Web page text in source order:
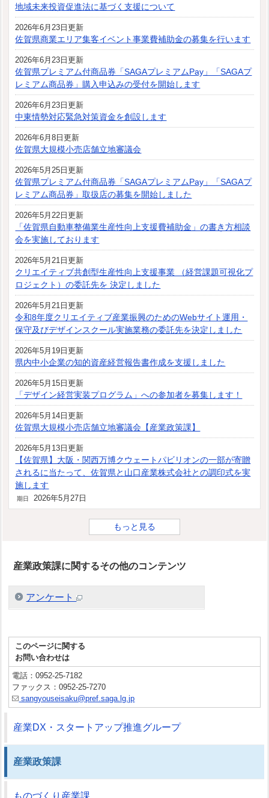
地域未来投資促進法に基づく支援について
2026年6月23日更新
佐賀県商業エリア集客イベント事業費補助金の募集を行います
2026年6月23日更新
佐賀県プレミアム付商品券「SAGAプレミアムPay」「SAGAプ
レミアム商品券」購入申込みの受付を開始します
2026年6月23日更新
中東情勢対応緊急対策資金を創設します
2026年6月8日更新
佐賀県大規模小売店舗立地審議会
2026年5月25日更新
佐賀県プレミアム付商品券「SAGAプレミアムPay」「SAGAプ
レミアム商品券」取扱店の募集を開始しました
2026年5月22日更新
「佐賀県自動車整備業生産性向上支援費補助金」の書き方相談
会を実施しております
2026年5月21日更新
クリエイティブ共創型生産性向上支援事業 （経営課題可視化プ
ロジェクト）の委託先を 決定しました
2026年5月21日更新
令和8年度クリエイティブ産業振興のためのWebサイト運用・
保守及びデザインスクール実施業務の委託先を決定しました
2026年5月19日更新
県内中小企業の知的資産経営報告書作成を支援しました
2026年5月15日更新
「デザイン経営実装プログラム」への参加者を募集します！
2026年5月14日更新
佐賀県大規模小売店舗立地審議会【産業政策課】
2026年5月13日更新
【佐賀県】大阪・関西万博クウェートパビリオンの一部が寄贈
されるに当たって、佐賀県と山口産業株式会社との調印式を実
施します
期日 2026年5月27日
もっと見る
産業政策課に関するその他のコンテンツ
アンケート
このページに関する
お問い合わせは
電話：0952-25-7182
ファックス：0952-25-7270
sangyouseisaku@pref.saga.lg.jp
産業DX・スタートアップ推進グループ
産業政策課
ものづくり産業課